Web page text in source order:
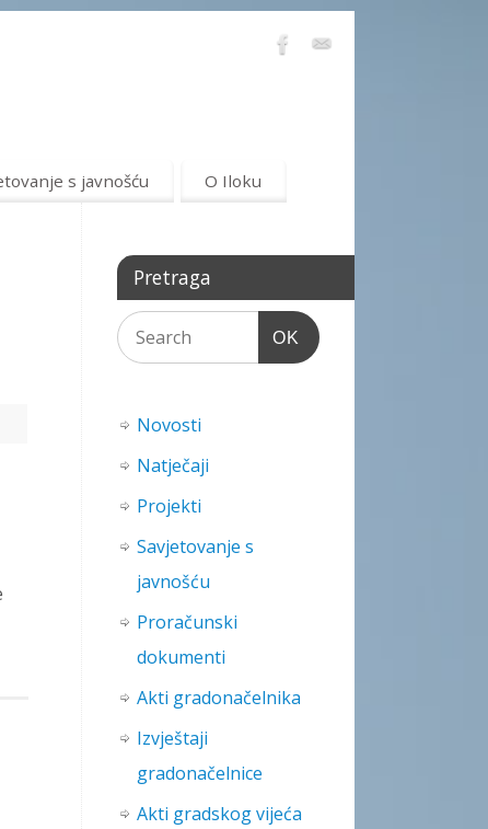
s javnošću O Iloku
Pretraga
OK
Novosti
Natječaji
Projekti
Savjetovanje s
javnošću
Proračunski
dokumenti
Akti gradonačelnika
Izvještaji
gradonačelnice
Akti gradskog vijeća